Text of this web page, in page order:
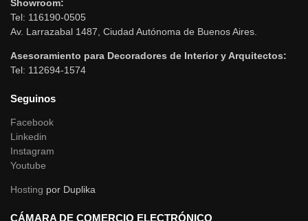
Showroom:
Tel: 116190-0505
Av. Larrazabal 1487, Ciudad Autónoma de Buenos Aires.
Asesoramiento para Decoradores de Interior y Arquitectos:
Tel: 112694-1574
Seguinos
Facebook
Linkedin
Instagram
Youtube
Hosting por Duplika
CÁMARA DE COMERCIO ELECTRÓNICO